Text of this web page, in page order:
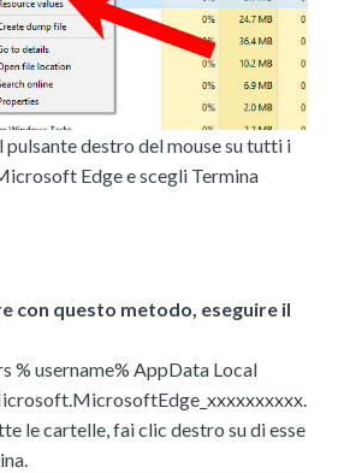
pulsante destro del mouse su tutti i
Edge e scegli Termina
con questo metodo, eseguire il
% username% AppData Local
le cartelle, fai clic destro su di esse